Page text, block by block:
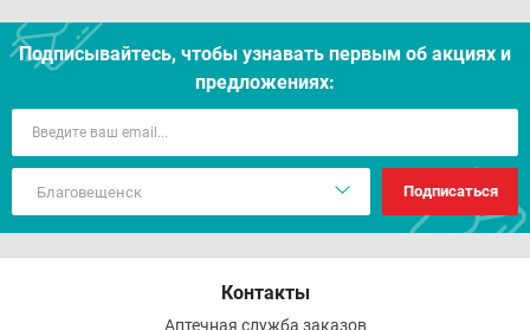
Подписывайтесь, чтобы узнавать первым об акцияx и
предложениях:
Подписаться
Контакты
Аптечная служба заказов